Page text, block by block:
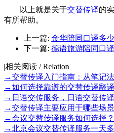
以上就是关于交替传译的
有所帮助。
上一篇: 金华陪同口译多
下一篇: 德语旅游陪同口
|相关阅读 / Relation
→交替传译入门指南：从笔记
→如何选择靠谱的交替传译翻
→ 日语交传服务，日语交替传
→交替传译主要应用于哪些场
→会议交替传译服务如何选择
→北京会议交替传译服务一天